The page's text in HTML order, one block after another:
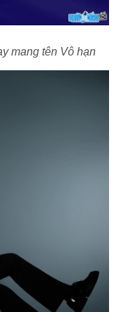
mang tên Vô hạn